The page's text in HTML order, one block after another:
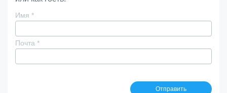
Имя *
Почта *